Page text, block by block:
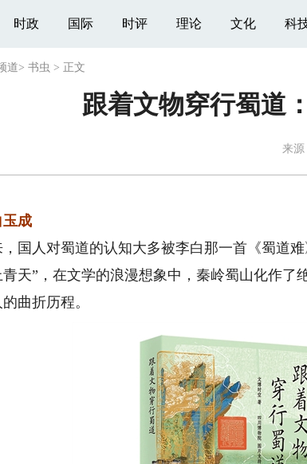
时政 国际 时评 理论 文化 科
道> 书虫 > 正文
跟着文物穿行蜀道
来源
成
人对蜀道的认知大多被李白那一首《蜀道难
天”，在文学的浪漫想象中，秦岭蜀山化作了
曲折历程。